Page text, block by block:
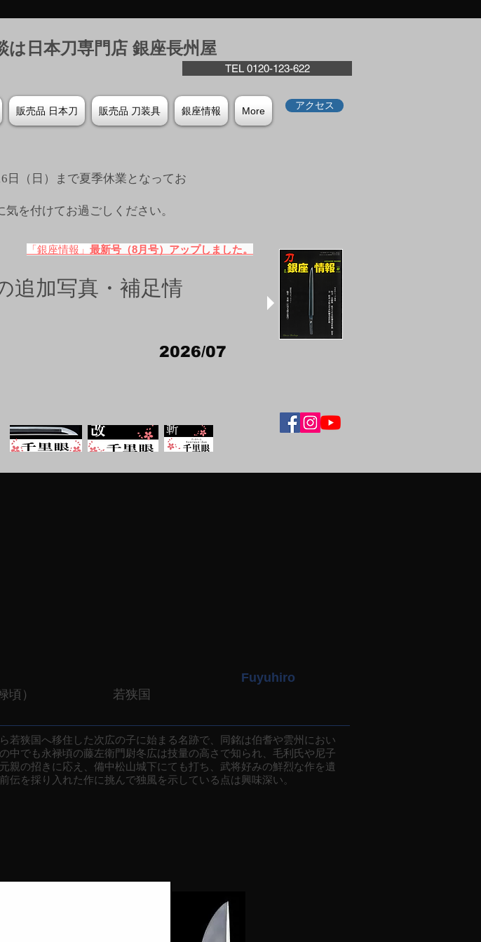
は日本刀専門店 銀座⻑州屋
TEL 0120-123-622
販売品 日本刀 販売品 刀装具 銀座情報 More アクセス
日（日）まで夏季休業となってお
を付けてお過ごしください。
「銀座情報」 最新号（8月号）アップしました。
追加写真・補足情
2026/07
頃） 若狭国
Fuyuhiro
若狭国へ移住した次広の子に始まる名跡で、同銘は伯耆や雲州におい
中でも永禄頃の藤左衛門尉冬広は技量の高さで知られ、毛利氏や尼子
親の招きに応え、備中松山城下にても打ち、武将好みの鮮烈な作を遺
伝を採り入れた作に挑んで独風を示している点は興味深い。